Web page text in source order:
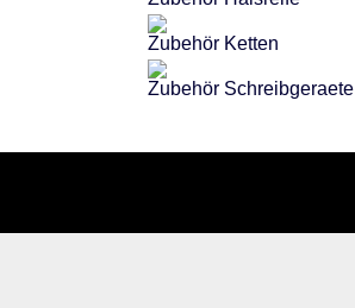
Zubehör Ketten
Zubehör Schreibgeraete